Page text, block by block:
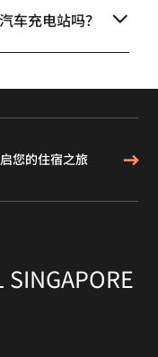
车充电站吗？
您的住宿之旅
SINGAPORE